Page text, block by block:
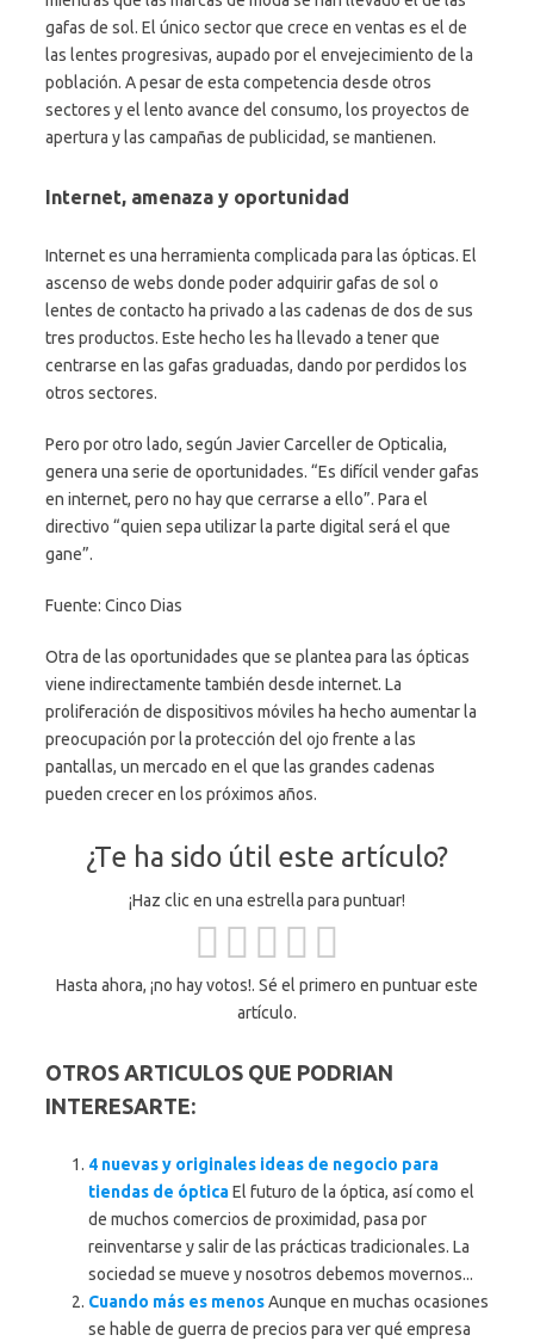
gafas de sol. El único sector que crece en ventas es el de
las lentes progresivas, aupado por el envejecimiento de la
población. A pesar de esta competencia desde otros
sectores y el lento avance del consumo, los proyectos de
apertura y las campañas de publicidad, se mantienen.
Internet, amenaza y oportunidad
Internet es una herramienta complicada para las ópticas. El
ascenso de webs donde poder adquirir gafas de sol o
lentes de contacto ha privado a las cadenas de dos de sus
tres productos. Este hecho les ha llevado a tener que
centrarse en las gafas graduadas, dando por perdidos los
otros sectores.
Pero por otro lado, según Javier Carceller de Opticalia,
genera una serie de oportunidades. “Es difícil vender gafas
en internet, pero no hay que cerrarse a ello”. Para el
directivo “quien sepa utilizar la parte digital será el que
gane”.
Fuente: Cinco Dias
Otra de las oportunidades que se plantea para las ópticas
viene indirectamente también desde internet. La
proliferación de dispositivos móviles ha hecho aumentar la
preocupación por la protección del ojo frente a las
pantallas, un mercado en el que las grandes cadenas
pueden crecer en los próximos años.
¿Te ha sido útil este artículo?
¡Haz clic en una estrella para puntuar!
Hasta ahora, ¡no hay votos!. Sé el primero en puntuar este
artículo.
OTROS ARTICULOS QUE PODRIAN
INTERESARTE:
4 nuevas y originales ideas de negocio para
tiendas de ópticaEl futuro de la óptica, así como el
de muchos comercios de proximidad, pasa por
reinventarse y salir de las prácticas tradicionales. La
sociedad se mueve y nosotros debemos movernos...
Cuando más es menosAunque en muchas ocasiones
se hable de guerra de precios para ver qué empresa